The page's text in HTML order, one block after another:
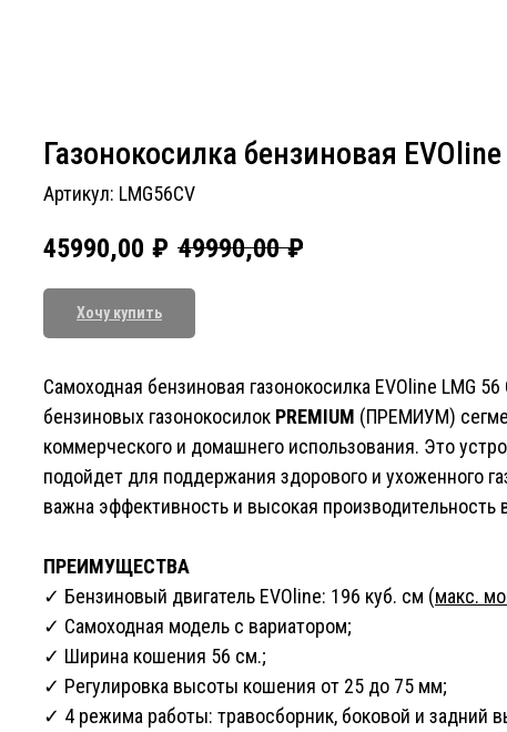
Газонокосилка бензиновая EVOline
Артикул: LMG56CV
45990,00 ₽ 49990,00 ₽
Хочу купить
Самоходная бензиновая газонокосилка EVOline LMG
бензиновых газонокосилок PREMIUM (ПРЕМИУМ)
коммерческого и домашнего использования. Это
подойдет для поддержания здорового и ухоженного
важна эффективность и высокая производительность
ПРЕИМУЩЕСТВА
✓ Бензиновый двигатель EVOline: 196 куб. см (макс.
✓ Самоходная модель с вариатором;
✓ Ширина кошения 56 см.;
✓ Регулировка высоты кошения от 25 до 75 мм;
✓ 4 режима работы: травосборник, боковой и задний